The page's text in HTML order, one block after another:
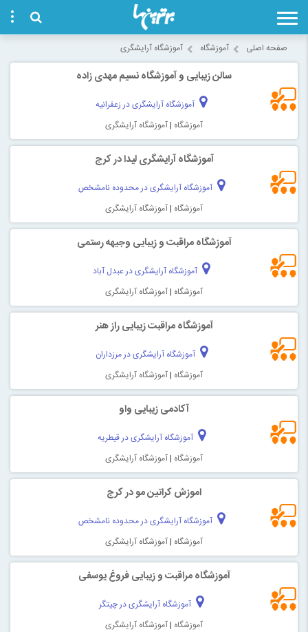
صفحه اصلی آموزشگاه آموزشگاه آرایشگری
سالن زیبایی و آموزشگاه نسیم مهدی زاده
آموزشگاه آرایشگری در زعفرانیه
آموزشگاه |آموزشگاه آرایشگری
آموزشگاه آرایشگری لیدا در کرج
آموزشگاه آرایشگری در محدوده نامشخص
آموزشگاه |آموزشگاه آرایشگری
آموزشگاه مراقبت و زیبایی وجیهه رستمی
آموزشگاه آرایشگری در عبدل آباد
آموزشگاه |آموزشگاه آرایشگری
آموزشگاه مراقبت زیبایی راز هنر
آموزشگاه آرایشگری در مرزداران
آموزشگاه |آموزشگاه آرایشگری
آکادمی زیبایی واو
آموزشگاه آرایشگری در قیطریه
آموزشگاه |آموزشگاه آرایشگری
اموزش کراتین مو در کرج
آموزشگاه آرایشگری در محدوده نامشخص
آموزشگاه |آموزشگاه آرایشگری
آموزشگاه مراقبت و زیبایی فروغ یوسفی
آموزشگاه آرایشگری در چیتگر
آموزشگاه |آموزشگاه آرایشگری